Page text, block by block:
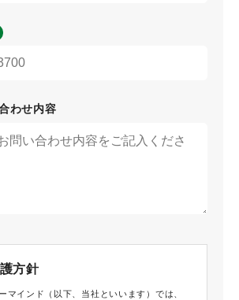
わせ内容
方針
マインド（以下、当社といいます）では、